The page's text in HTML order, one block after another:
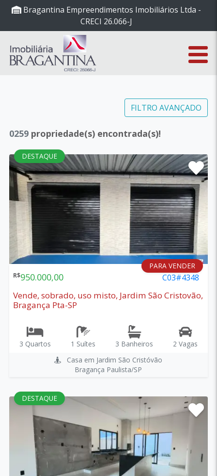
Bragantina Empreendimentos Imobiliários Ltda -
CRECI 26.066-J
FILTRO AVANÇADO
0259propriedade(s) encontrada(s)!
DESTAQUE
PARA VENDER
R$950.000,00 C03#4348
Vende, sobrado, uso misto, Jardim São Cristovão,
Bragança Pta-SP
3 Quartos 1 Suítes 3 Banheiros
2 Vagas
Casa em Jardim São Cristóvão
Bragança Paulista/SP
DESTAQUE